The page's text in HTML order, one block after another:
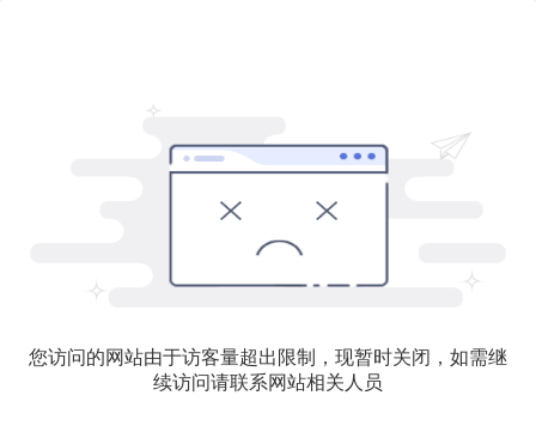
您访问的网站由于访客量超出限制，现暂时关闭，如需继
续访问请联系网站相关人员